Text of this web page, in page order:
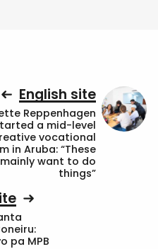
English site
Reppenhagen
a mid-level
vocational
in Aruba: “These
want to do
things”
pa MPB